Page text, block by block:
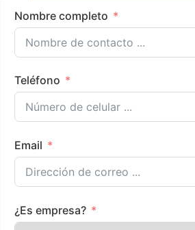
Nombre completo
Teléfono
Email
¿Es empresa?